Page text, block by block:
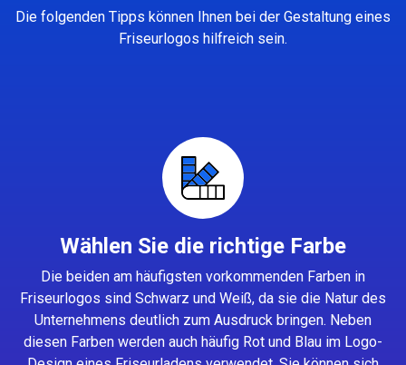
Die folgenden Tipps können Ihnen bei der Gestaltung eines
Friseurlogos hilfreich sein.
Wählen Sie die richtige Farbe
Die beiden am häufigsten vorkommenden Farben in
Friseurlogos sind Schwarz und Weiß, da sie die Natur des
Unternehmens deutlich zum Ausdruck bringen. Neben
diesen Farben werden auch häufig Rot und Blau im Logo-